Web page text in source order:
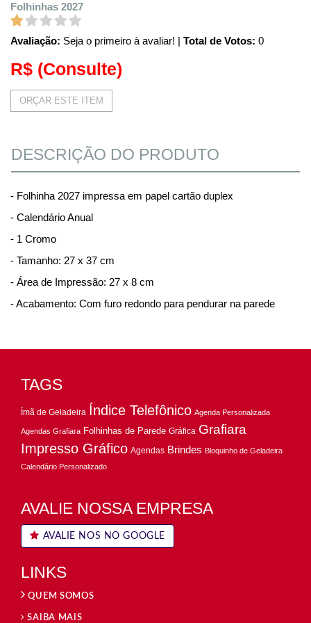
Folhinhas 2027
Avaliação: Seja o primeiro à avaliar! | Total de Votos: 0
R$ (Consulte)
ORÇAR ESTE ITEM
DESCRIÇÃO DO PRODUTO
- Folhinha 2027 impressa em papel cartão duplex
- Calendário Anual
- 1 Cromo
- Tamanho: 27 x 37 cm
- Área de Impressão: 27 x 8 cm
- Acabamento: Com furo redondo para pendurar na parede
TAGS
Ímã de Geladeira Índice Telefônico Agenda Personalizada
Agendas Grafiara Folhinhas de Parede Gráfica Grafiara
Impresso Gráfico Agendas Brindes Bloquinho de Geladeira
Calendário Personalizado
AVALIE NOSSA EMPRESA
AVALIE NOS NO GOOGLE
LINKS
QUEM SOMOS
SAIBA MAIS